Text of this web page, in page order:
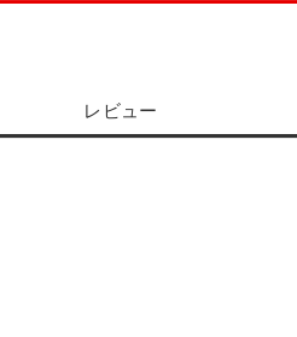
レビュー